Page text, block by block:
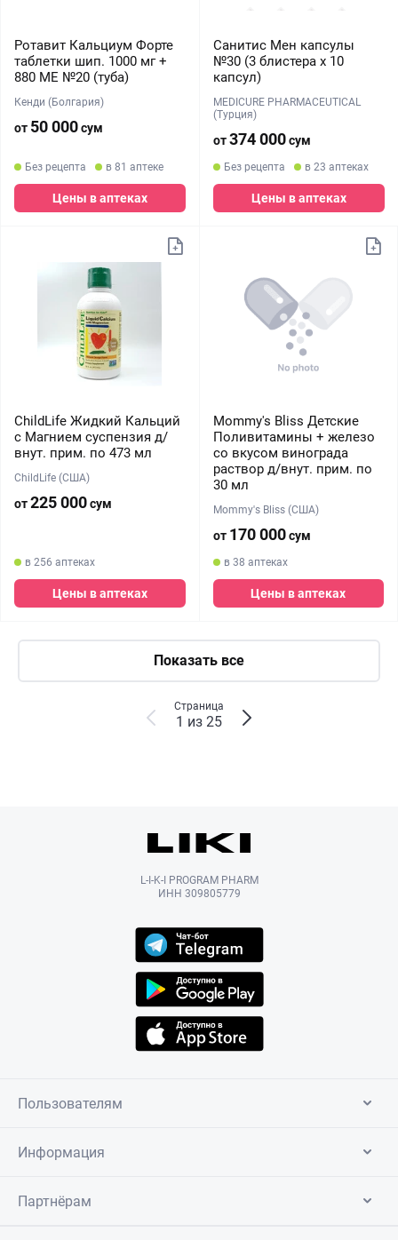
Ротавит Кальциум Форте
таблетки шип. 1000 мг +
880 МЕ №20 (туба)
Кенди (Болгария)
от 50 000сум
Без рецепта в 81 аптеке
Цены в аптеках
Санитис Мен капсулы
№30 (3 блистера х 10
капсул)
MEDICURE PHARMACEUTICAL
(Турция)
от374 000сум
Без рецепта в 23 аптеках
Цены в аптеках
ChildLife Жидкий Кальций
c Магнием суспензия д/
внут. прим. по 473 мл
ChildLife (США)
от225 000сум
в 256 аптеках
Цены в аптеках
Mommy's Bliss Детские
Поливитамины + железо
со вкусом винограда
раствор д/внут. прим. по
30 мл
Mommy's Bliss (США)
от 170 000сум
в 38 аптеках
Цены в аптеках
Показать все
Страница
1 из 25
L-I-K-I PROGRAM PHARM
ИНН 309805779
Пользователям
Информация
Партнёрам